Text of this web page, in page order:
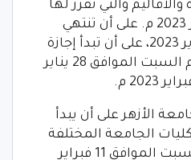
والتي تقرر لها
يوم الأحد الموافق 8 يناير 2023 م. على أن تنتهي
الخميس الموافق 26 يناير 2023، على أن تبدأ إجازة
نصف العام الدراسي يوم السبت الموافق 28 يناير
الأزهر على أن يبدأ
الجامعة المختلفة
بالقاهرة والأقاليم يوم السبت الموافق 11 فبراير